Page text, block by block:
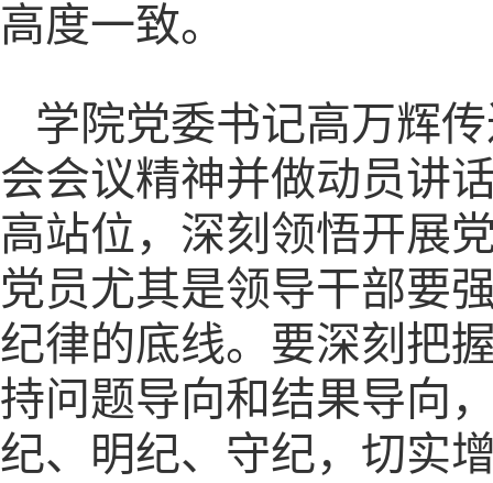
高度一致。
学院党委书记高万辉
会会议精神并做动员讲
高站位，深刻领悟开展
党员尤其是领导干部要
纪律的底线。要深刻把
持问题导向和结果导向
纪、明纪、守纪，切实